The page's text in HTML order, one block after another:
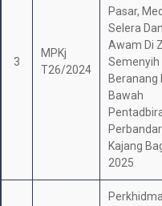
3
MPKj
T26/2024
Pasar,
Selera
Awam Di
Semenyih
Beranang
Bawah
Kajang
2025